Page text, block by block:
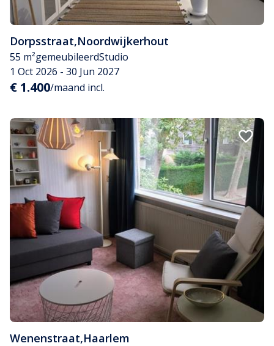
Dorpsstraat,Noordwijkerhout
55 m²gemeubileerdStudio
1 Oct 2026 - 30 Jun 2027
€ 1.400/maand incl.
Wenenstraat,Haarlem